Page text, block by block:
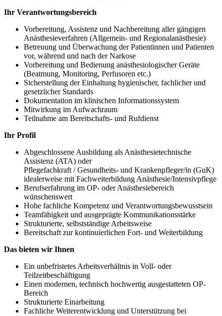
Ihr Verantwortungsbereich
Vorbereitung, Assistenz und Nachbereitung aller gängigen
Anästhesieverfahren (Allgemein- und Regionalanästhesie)
Betreuung und Überwachung der Patientinnen und Patienten
vor, während und nach der Narkose
Vorbereitung und Bedienung anästhesiologischer Geräte
(Beatmung, Monitoring, Perfusoren etc.)
Sicherstellung der Einhaltung hygienischer, fachlicher und
gesetzlicher Standards
Dokumentation im klinischen Informationssystem
Mitwirkung im Aufwachraum
Teilnahme am Bereitschafts- und Rufdienst
Ihr Profil
Abgeschlossene Ausbildung als Anästhesietechnische
Assistenz (ATA) oder
Pflegefachkraft / Gesundheits- und Krankenpfleger/in (GuK)
idealerweise mit Fachweiterbildung Anästhesie/Intensivpflege
Berufserfahrung im OP- oder Anästhesiebereich
wünschenswert
Hohe fachliche Kompetenz und Verantwortungsbewusstsein
Teamfähigkeit und ausgeprägte Kommunikationsstärke
Strukturierte, selbstständige Arbeitsweise
Bereitschaft zur kontinuierlichen Fort- und Weiterbildung
Das bieten wir Ihnen
Ein unbefristetes Arbeitsverhältnis in Voll- oder
Teilzeitbeschäftigung
Einen modernen, technisch hochwertig ausgestatteten OP-
Bereich
Strukturierte Einarbeitung
Fachliche Weiterentwicklung und Unterstützung bei